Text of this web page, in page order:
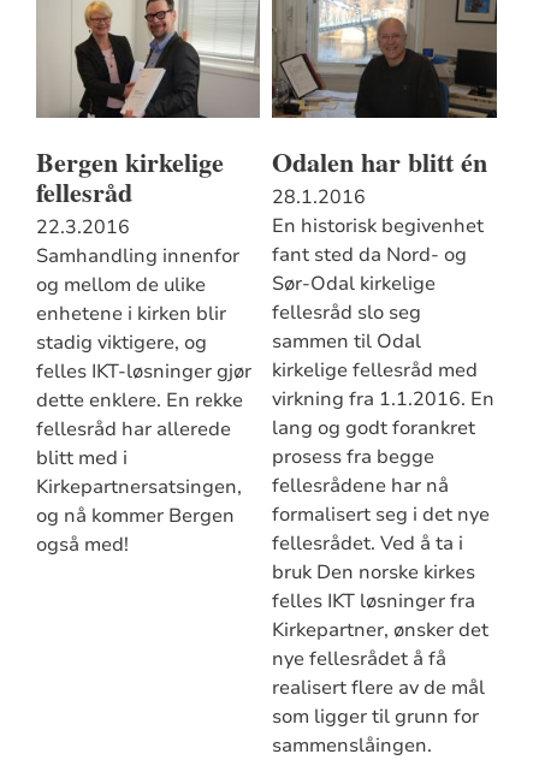
Bergen kirkelige
fellesråd
22.3.2016
Samhandling innenfor
og mellom de ulike
enhetene i kirken blir
stadig viktigere, og
felles IKT-løsninger gjør
dette enklere. En rekke
fellesråd har allerede
blitt med i
Kirkepartnersatsingen,
og nå kommer Bergen
også med!
Odalen har blitt én
28.1.2016
En historisk begivenhet
fant sted da Nord- og
Sør-Odal kirkelige
fellesråd slo seg
sammen til Odal
kirkelige fellesråd med
virkning fra 1.1.2016. En
lang og godt forankret
prosess fra begge
fellesrådene har nå
formalisert seg i det nye
fellesrådet. Ved å ta i
bruk Den norske kirkes
felles IKT løsninger fra
Kirkepartner, ønsker det
nye fellesrådet å få
realisert flere av de mål
som ligger til grunn for
sammenslåingen.